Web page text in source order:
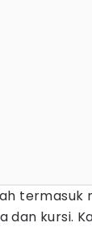
termasuk
dan kursi.